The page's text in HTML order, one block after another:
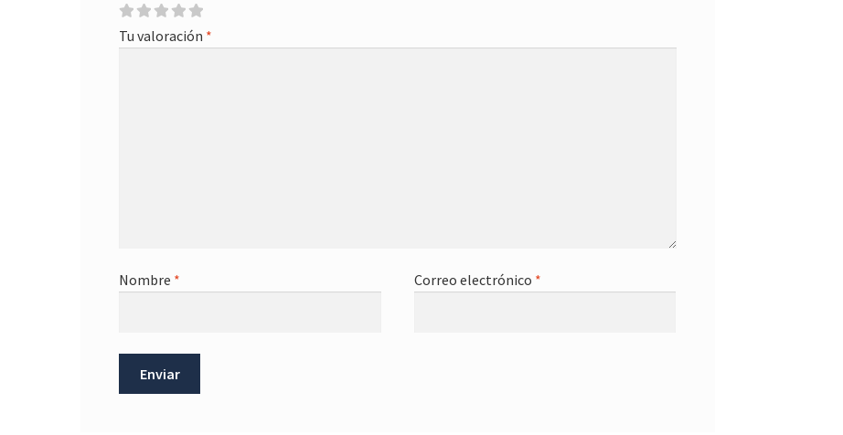
Tu valoración *
Nombre * Correo electrónico *